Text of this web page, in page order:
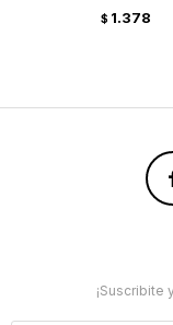
$ 1.378
¡Suscribite